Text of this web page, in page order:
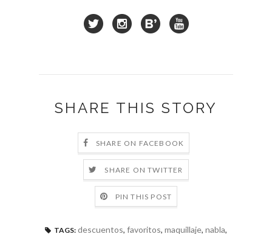
SHARE THIS STORY
SHARE ON FACEBOOK
SHARE ON TWITTER
PIN THIS POST
TAGS: descuentos, favoritos, maquillaje, nabla,